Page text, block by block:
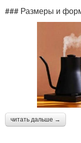
### Размеры и
читать дальше →